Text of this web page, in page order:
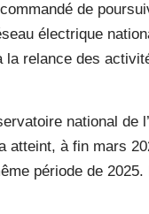
de
électrique
relance des
national de
atteint, à fin mars
période de